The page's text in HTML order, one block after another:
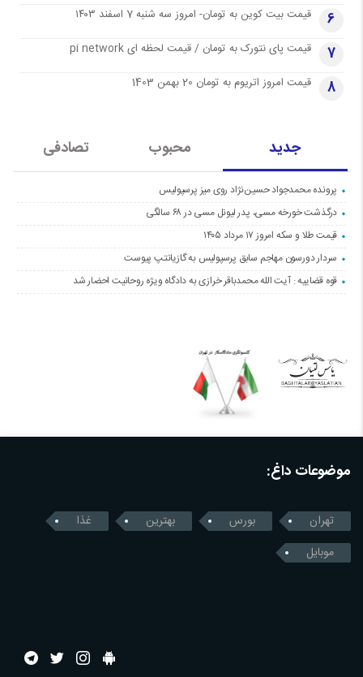
6 قیمت بیت کوین به تومان- امروز سه شنبه 7 اسفند ۱۴۰۳
7 قیمت پای نتورک به تومان / قیمت لحظه ای pi network
8 قیمت امروز اتریوم به تومان 20 بهمن 1403
جدید محبوب تصادفی
پرونده محمدجواد حسین‌نژاد روی میز پرسپولیس
درگذشت خورخه مسی، پدر لیونل مسی در ۶۸ سالگی
قیمت طلا و سکه امروز ۱۷ مرداد ۱۴۰۵
سردار دورسون مهاجم سابق پرسپولیس به گازیانتپ پیوست
قوه قضاییه : آیت الله محمدباقر خرازی به دادگاه ویژه روحانیت احضار شد
موضوعات داغ:
تهران بورس بهترین
غذا
موبایل